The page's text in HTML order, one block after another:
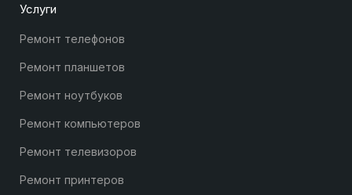
Услуги
Ремонт телефонов
Ремонт планшетов
Ремонт ноутбуков
Ремонт компьютеров
Ремонт телевизоров
Ремонт принтеров